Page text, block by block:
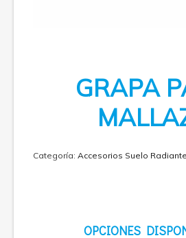
GRAPA
Categoría: Accesorios Suelo Radiante
OPCIONES